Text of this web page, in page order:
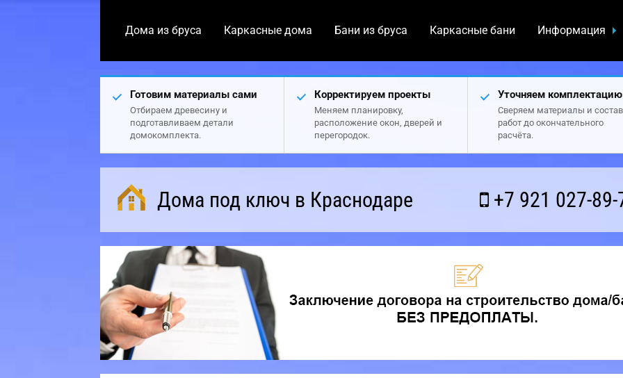
Дома из бруса Каркасные дома Бани из бруса Каркасные бани Информация
Готовим материалы сами
Отбираем древесину и
подготавливаем детали
домокомплекта.
Корректируем проекты
Меняем планировку,
расположение окон, дверей и
перегородок.
Уточняем комплектацию
Сверяем материалы и состав
работ до окончательного
расчёта.
Дома под ключ в Краснодаре +7 921 027-89-